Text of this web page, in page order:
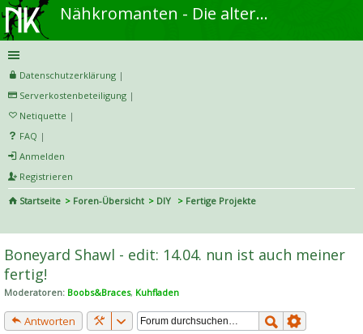
Nähkromanten - Die alternative Näh- und DIY-Community
Datenschutzerklärung |
Serverkostenbeteiligung |
Netiquette |
FAQ |
Anmelden
Registrieren
Startseite
Foren-Übersicht DIY
Fertige Projekte
he
Boneyard Shawl - edit: 14.04. nun ist auch meiner
fertig!
Moderatoren: Boobs&Braces, Kuhfladen
Antworten